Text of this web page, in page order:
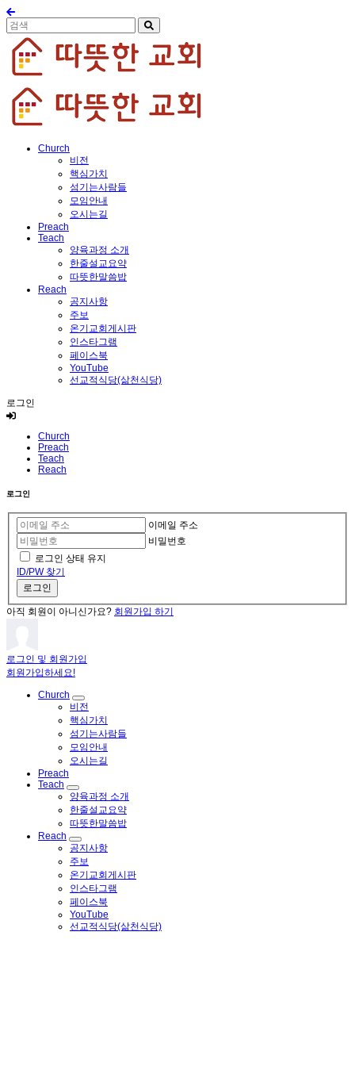
Church
비전
핵심가치
섬기는사람들
모임안내
오시는길
Preach
Teach
양육과정 소개
한줄설교요약
따뜻한말씀밥
Reach
공지사항
주보
온기교회게시판
인스타그램
페이스북
YouTube
선교적식당(삶천식당)
로그인
Church
Preach
Teach
Reach
로그인
이메일 주소
비밀번호
로그인 상태 유지
ID/PW 찾기
로그인
아직 회원이 아니신가요? 회원가입 하기
로그인 및 회원가입
회원가입하세요!
Church
비전
핵심가치
섬기는사람들
모임안내
오시는길
Preach
Teach
양육과정 소개
한줄설교요약
따뜻한말씀밥
Reach
공지사항
주보
온기교회게시판
인스타그램
페이스북
YouTube
선교적식당(삶천식당)